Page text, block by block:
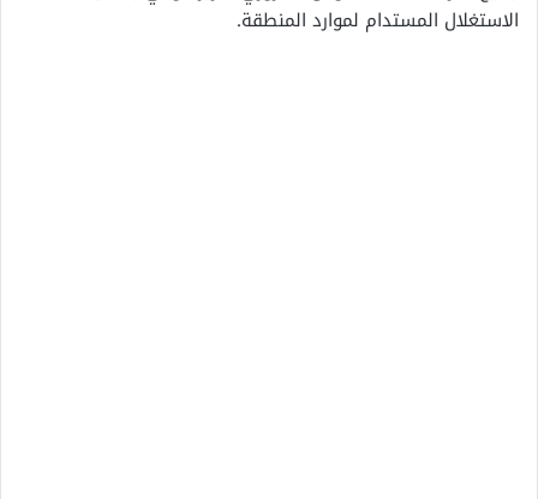
الاستغلال المستدام لموارد المنطقة.